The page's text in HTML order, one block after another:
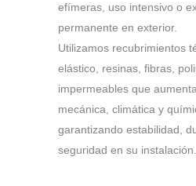
efímeras, uso intensivo o
permanente en exterior.
Utilizamos recubrimientos
elástico, resinas, fibras,
impermeables que
mecánica, climática y
garantizando estabilidad,
seguridad en su instalación.